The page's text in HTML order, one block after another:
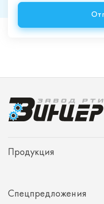
Спецпредложения
Доставка и оплата